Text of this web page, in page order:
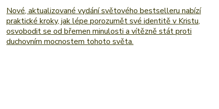
Nové, aktualizované vydání světového bestselleru nabízí
praktické kroky, jak lépe porozumět své identitě v Kristu,
osvobodit se od břemen minulosti a vítězně stát proti
duchovním mocnostem tohoto světa.